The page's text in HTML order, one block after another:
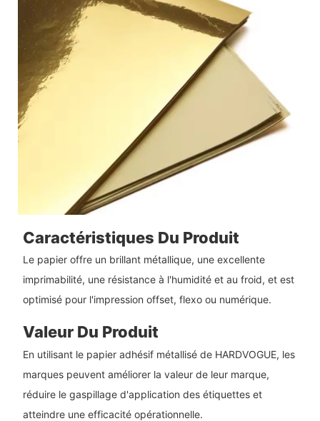
Caractéristiques Du Produit
Le papier offre un brillant métallique, une excellente
imprimabilité, une résistance à l'humidité et au froid, et est
optimisé pour l'impression offset, flexo ou numérique.
Valeur Du Produit
En utilisant le papier adhésif métallisé de HARDVOGUE, les
marques peuvent améliorer la valeur de leur marque,
réduire le gaspillage d'application des étiquettes et
atteindre une efficacité opérationnelle.